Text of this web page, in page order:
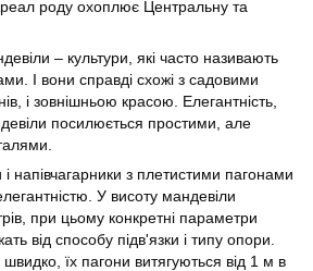
роду охоплює Центральну та
– культури, які часто називають
І вони справді схожі з садовими
і зовнішньою красою. Елегантність,
посилюється простими, але
і напівчагарники з плетистими пагонами
У висоту мандевіли
при цьому конкретні параметри
від способу підв'язки і типу опори.
швидко, їх пагони витягуються від 1 м в